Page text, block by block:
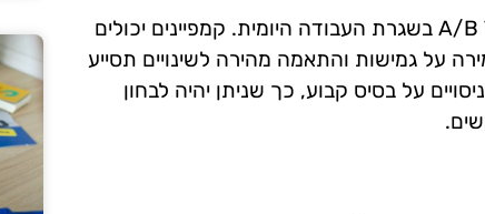
כדי להפיק את המרב מהשיטה, יש לשלב A/B Testing בשגרת העבודה היומית. קמפיינים יכולים
על גמישות והתאמה מהירה לשינויים תסייע
על בסיס קבוע, כך שניתן יהיה לבחון